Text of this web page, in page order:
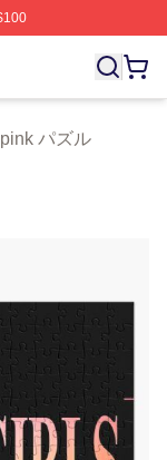
Merchandise
パズル